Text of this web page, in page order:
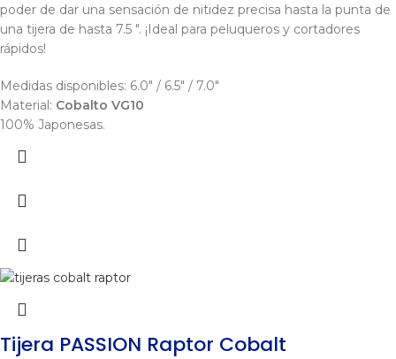
poder de dar una sensación de nitidez precisa hasta la punta de
una tijera de hasta 7.5 ". ¡Ideal para peluqueros y cortadores
rápidos!
Medidas disponibles: 6.0" / 6.5" / 7.0"
Material: Cobalto VG10
100% Japonesas.
Tijera PASSION Raptor Cobalt